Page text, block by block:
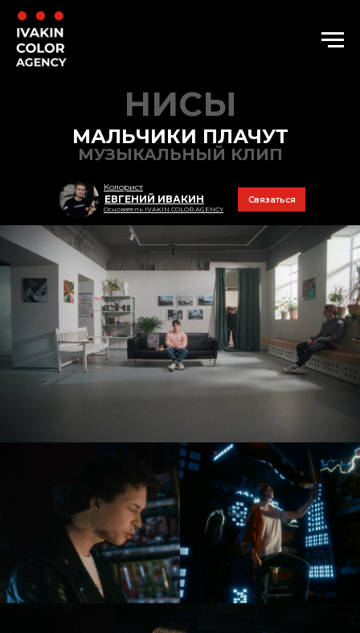
ЕВГЕНИЙ ИВАКИН
Основатель IVAKIN COLOR AGENCY
Связаться
МАЛЬЧИКИ ПЛАЧУТ
Колорист
МУЗЫКАЛЬНЫЙ КЛИП
НИСЫ